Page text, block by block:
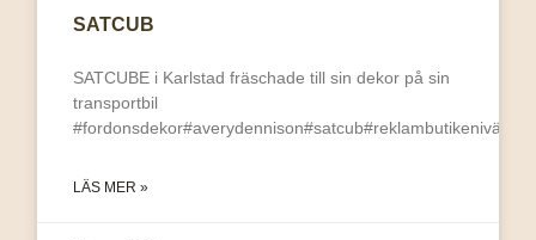
SATCUB
SATCUBE i Karlstad fräschade till sin dekor på sin
transportbil
LÄS MER »